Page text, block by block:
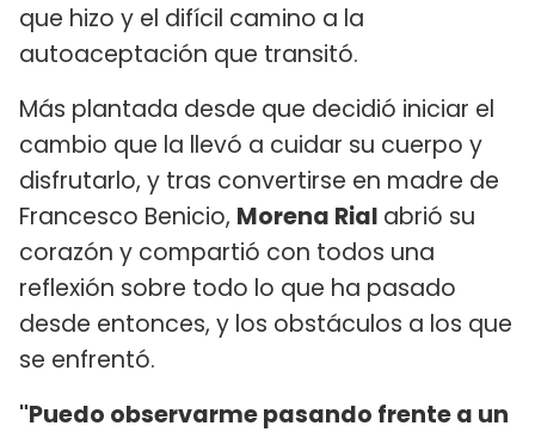
que hizo y el difícil camino a la
autoaceptación que transitó.
Más plantada desde que decidió iniciar el
cambio que la llevó a cuidar su cuerpo y
disfrutarlo, y tras convertirse en madre de
Francesco Benicio, Morena Rial abrió su
corazón y compartió con todos una
reflexión sobre todo lo que ha pasado
desde entonces, y los obstáculos a los que
se enfrentó.
"Puedo observarme pasando frente a un